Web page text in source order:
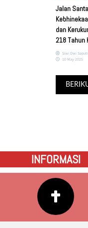
Jalan
dan
218 Tahun
Siwi Dwi
10 May 2025
INFORMASI